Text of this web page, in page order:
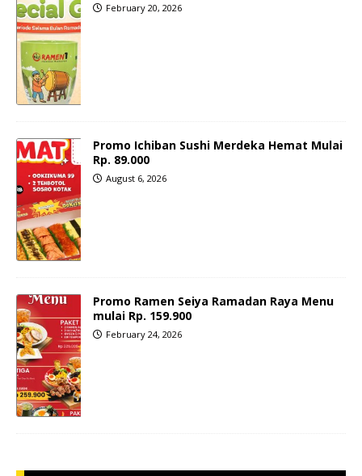
February 20, 2026
Promo Ichiban Sushi Merdeka Hemat Mulai
Rp. 89.000
August 6, 2026
Promo Ramen Seiya Ramadan Raya Menu
mulai Rp. 159.900
February 24, 2026